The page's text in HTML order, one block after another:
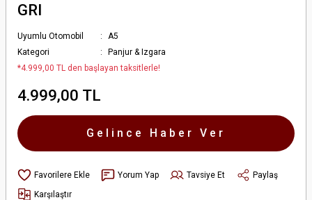
GRI
Uyumlu Otomobil
A5
Kategori
Panjur & Izgara
*4.999,00 TL den başlayan taksitlerle!
4.999,00 TL
Gelince Haber Ver
Yorum Yap Tavsiye Et
Paylaş
Karşılaştır